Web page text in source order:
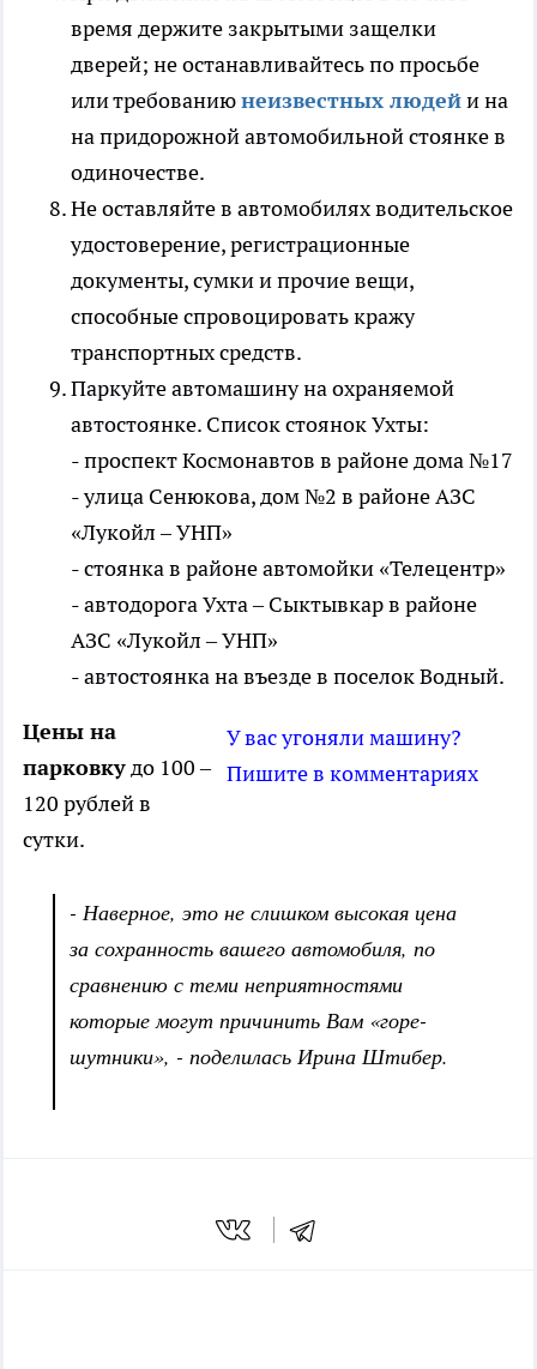
время держите закрытыми защелки
дверей; не останавливайтесь по просьбе
или требованиюнеизвестных людейи на
на придорожной автомобильной стоянке в
одиночестве.
Не оставляйте в автомобилях водительское
удостоверение, регистрационные
документы, сумки и прочие вещи,
способные спровоцировать кражу
транспортных средств.
Паркуйте автомашину на охраняемой
автостоянке. Список стоянок Ухты:
- проспект Космонавтов в районе дома №17
- улица Сенюкова, дом №2 в районе АЗС
«Лукойл – УНП»
- стоянка в районе автомойки «Телецентр»
- автодорога Ухта – Сыктывкар в районе
АЗС «Лукойл – УНП»
- автостоянка на въезде в поселок Водный.
У вас угоняли машину?
Пишите в комментариях
Цены на
парковкудо 100 –
120 рублей в
сутки.
- Наверное, это не слишком высокая цена
за сохранность вашего автомобиля, по
сравнению с теми неприятностями
которые могут причинить Вам «горе-
шутники», - поделилась Ирина Штибер.